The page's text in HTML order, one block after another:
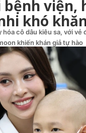
bệnh viện,
khó
hóa cô dâu kiêu sa, với vẻ
khiến khán giả tự hào